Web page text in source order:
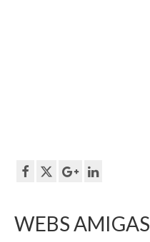
WEBS AMIGAS